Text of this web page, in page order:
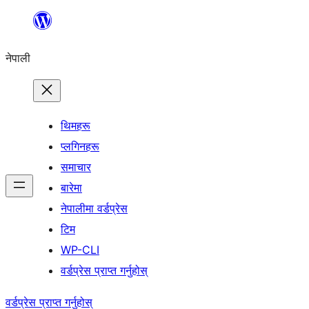
सामग्रीमा
नेपाली
थिमहरू
प्लगिनहरू
समाचार
बारेमा
नेपालीमा वर्डप्रेस
टिम
WP-CLI
वर्डप्रेस प्राप्त गर्नुहोस्
वर्डप्रेस प्राप्त गर्नुहोस्